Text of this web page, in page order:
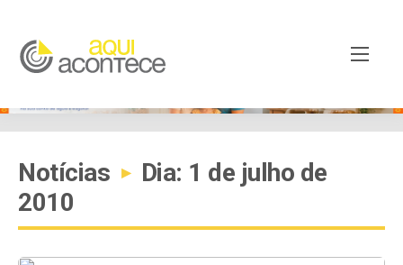
Notícias ▸
Dia: 1 de julho de
2010